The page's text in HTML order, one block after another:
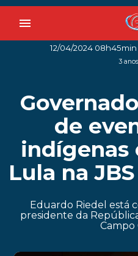
menu
12/04/2024 08h45min
3
de
indígenas
Lula na
Eduardo Riedel está
presidente da
Campo